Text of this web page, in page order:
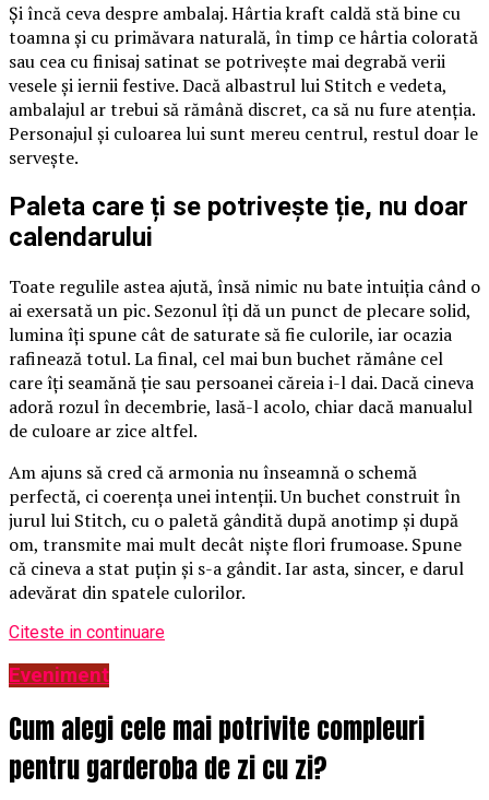
Și încă ceva despre ambalaj. Hârtia kraft caldă stă bine cu
toamna și cu primăvara naturală, în timp ce hârtia colorată
sau cea cu finisaj satinat se potrivește mai degrabă verii
vesele și iernii festive. Dacă albastrul lui Stitch e vedeta,
ambalajul ar trebui să rămână discret, ca să nu fure atenția.
Personajul și culoarea lui sunt mereu centrul, restul doar le
servește.
Paleta care ți se potrivește ție, nu doar
calendarului
Toate regulile astea ajută, însă nimic nu bate intuiția când o
ai exersată un pic. Sezonul îți dă un punct de plecare solid,
lumina îți spune cât de saturate să fie culorile, iar ocazia
rafinează totul. La final, cel mai bun buchet rămâne cel
care îți seamănă ție sau persoanei căreia i-l dai. Dacă cineva
adoră rozul în decembrie, lasă-l acolo, chiar dacă manualul
de culoare ar zice altfel.
Am ajuns să cred că armonia nu înseamnă o schemă
perfectă, ci coerența unei intenții. Un buchet construit în
jurul lui Stitch, cu o paletă gândită după anotimp și după
om, transmite mai mult decât niște flori frumoase. Spune
că cineva a stat puțin și s-a gândit. Iar asta, sincer, e darul
adevărat din spatele culorilor.
Citeste in continuare
Eveniment
Cum alegi cele mai potrivite compleuri
pentru garderoba de zi cu zi?